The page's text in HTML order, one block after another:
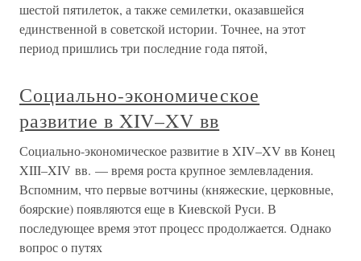
шестой пятилеток, а также семилетки, оказавшейся
единственной в советской истории. Точнее, на этот
период пришлись три последние года пятой,
Социально-экономическое
развитие в XIV–XV вв
Социально-экономическое развитие в XIV–XV вв Конец
XIII–XIV вв. — время роста крупное землевладения.
Вспомним, что первые вотчины (княжеские, церковные,
боярские) появляются еще в Киевской Руси. В
последующее время этот процесс продолжается. Однако
вопрос о путях